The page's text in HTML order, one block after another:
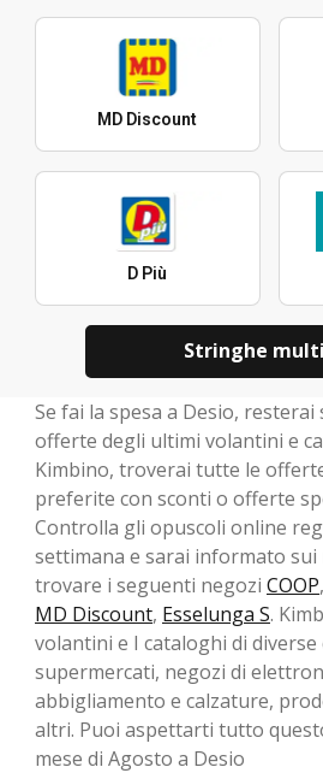
MD Discount
D Più
Stringhe
Se fai la spesa a Desio,
offerte degli ultimi volantini e
Kimbino, troverai tutte le
preferite con sconti o offerte
Controlla gli opuscoli online
settimana e sarai informato
trovare i seguenti negozi COOP,
MD Discount, Esselunga S.
volantini e I cataloghi di diverse
supermercati, negozi di
abbigliamento e calzature,
altri. Puoi aspettarti tutto
mese di Agosto a Desio